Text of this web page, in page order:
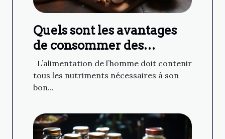
Quels sont les avantages
de consommer des
aliments riches en
protéines
L’alimentation de l’homme doit contenir
tous les nutriments nécessaires à son
bon...